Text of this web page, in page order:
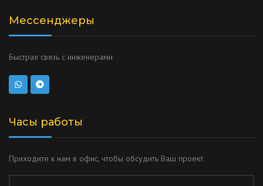
Мессенджеры
Быстрая связь с инженерами
Часы работы
Приходите к нам в офис, чтобы обсудить Ваш проект.